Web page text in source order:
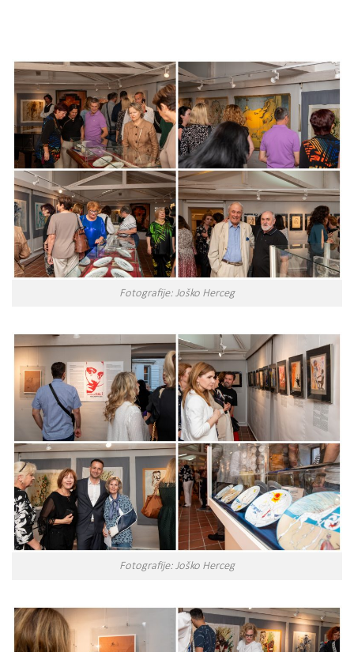
Fotografije: Joško Herceg
Fotografije: Joško Herceg